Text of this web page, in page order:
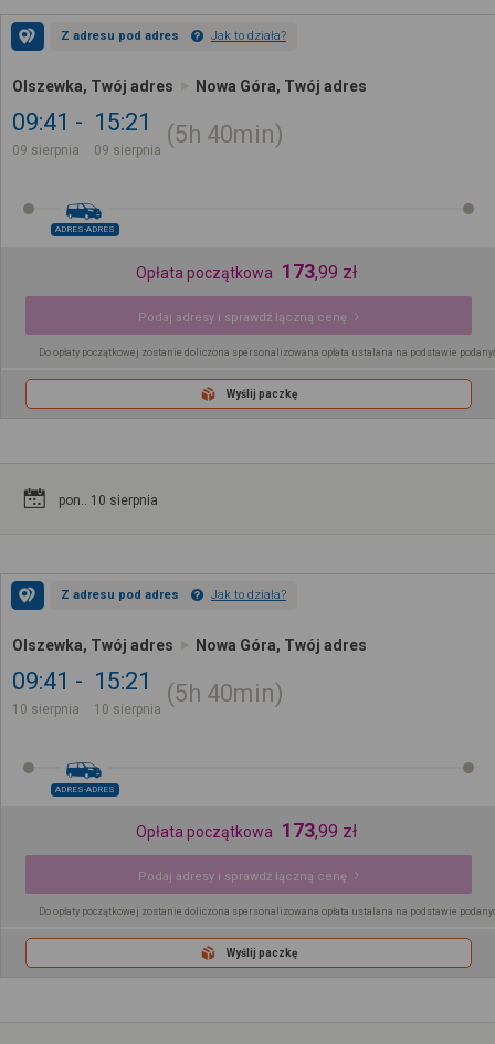
Z adresu pod adres Jak to działa?
Olszewka, Twój adres Nowa Góra, Twój adres
09:41
09 sierpnia
15:21
09 sierpnia
5h 40min
ADRES-ADRES
Opłata początkowa 173,99 zł
Podaj adresy i sprawdź łączną cenę
Do opłaty początkowej zostanie doliczona spersonalizowana opłata ustalana na podstawie
Wyślij paczkę
pon.. 10 sierpnia
Z adresu pod adres Jak to działa?
Olszewka, Twój adres Nowa Góra, Twój adres
09:41
10 sierpnia
15:21
10 sierpnia
5h 40min
ADRES-ADRES
Opłata początkowa 173,99 zł
Podaj adresy i sprawdź łączną cenę
Do opłaty początkowej zostanie doliczona spersonalizowana opłata ustalana na podstawie
Wyślij paczkę